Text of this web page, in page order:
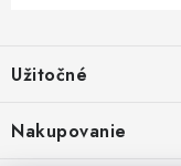
p
ä
Užitočné
O nás
Nakupovanie